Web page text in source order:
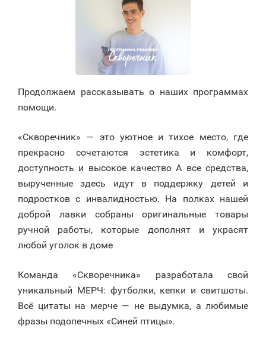
Продолжаем рассказывать о наших программах
помощи.
«Скворечник» — это уютное и тихое место, где
прекрасно сочетаются эстетика и комфорт,
доступность и высокое качество А все средства,
вырученные здесь идут в поддержку детей и
подростков с инвалидностью. На полках нашей
доброй лавки собраны оригинальные товары
ручной работы, которые дополнят и украсят
любой уголок в доме
Команда «Скворечника» разработала свой
уникальный МЕРЧ: футболки, кепки и свитшоты.
Всё цитаты на мерче — не выдумка, а любимые
фразы подопечных «Синей птицы».